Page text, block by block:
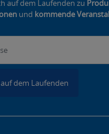
auf dem Laufenden zu
und kommende
dem Laufenden